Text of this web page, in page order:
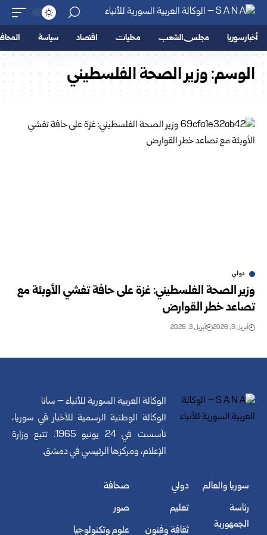
أخبار سوريا مجلس الشعب محليات اقتصاد سياسة
الوسم:وزير الصحة الفلسطيني
دولي
وزير الصحة الفلسطيني: غزة على حافة تفشي الأوبئة مع
تصاعد خطر القوارض
أبريل 3, 2026 أبريل 3, 2026
الوكالة العربية السورية للأنباء – سانا
الوكالة الوطنية الرسمية للأخبار في سوريا،
تأسست في 24 يونيو 1965. تتبع وزارة
الإعلام، ومركزها الرئيسي في دمشق.
سوريا والعالم
رئاسة
الجمهورية
دولي
تعليم
ثقافة وفنون
صحافة
صور
علوم وتكنولوجيا